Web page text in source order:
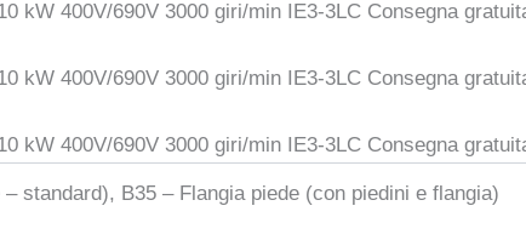
standard), B35 – Flangia piede (con piedini e flangia)